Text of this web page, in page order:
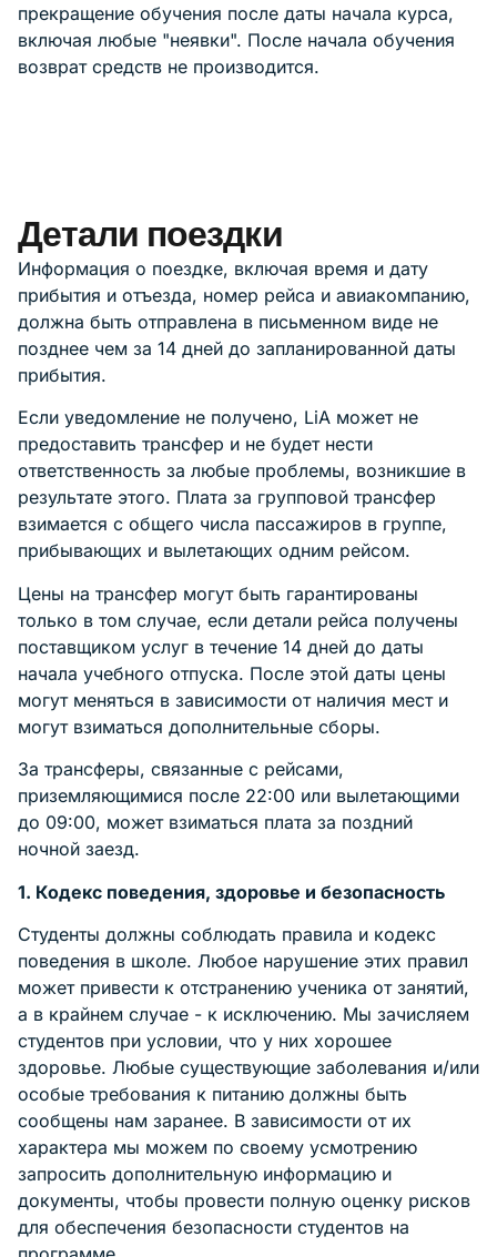
прекращение обучения после даты начала курса,
включая любые "неявки". После начала обучения
возврат средств не производится.
Детали поездки
Информация о поездке, включая время и дату
прибытия и отъезда, номер рейса и авиакомпанию,
должна быть отправлена в письменном виде не
позднее чем за 14 дней до запланированной даты
прибытия.
Если уведомление не получено, LiA может не
предоставить трансфер и не будет нести
ответственность за любые проблемы, возникшие в
результате этого. Плата за групповой трансфер
взимается с общего числа пассажиров в группе,
прибывающих и вылетающих одним рейсом.
Цены на трансфер могут быть гарантированы
только в том случае, если детали рейса получены
поставщиком услуг в течение 14 дней до даты
начала учебного отпуска. После этой даты цены
могут меняться в зависимости от наличия мест и
могут взиматься дополнительные сборы.
За трансферы, связанные с рейсами,
приземляющимися после 22:00 или вылетающими
до 09:00, может взиматься плата за поздний
ночной заезд.
1. Кодекс поведения, здоровье и безопасность
Студенты должны соблюдать правила и кодекс
поведения в школе. Любое нарушение этих правил
может привести к отстранению ученика от занятий,
а в крайнем случае - к исключению. Мы зачисляем
студентов при условии, что у них хорошее
здоровье. Любые существующие заболевания и/или
особые требования к питанию должны быть
сообщены нам заранее. В зависимости от их
характера мы можем по своему усмотрению
запросить дополнительную информацию и
документы, чтобы провести полную оценку рисков
для обеспечения безопасности студентов на